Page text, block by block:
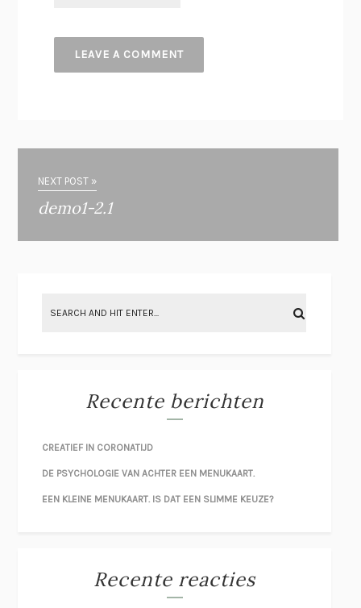
NEXT POST »
demo1-2.1
Recente berichten
CREATIEF IN CORONATIJD
DE PSYCHOLOGIE VAN ACHTER EEN MENUKAART.
EEN KLEINE MENUKAART. IS DAT EEN SLIMME KEUZE?
Recente reacties